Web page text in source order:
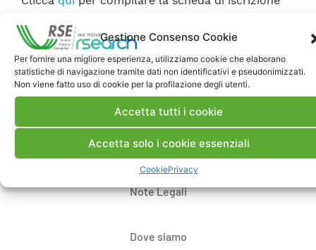
Gestione Consenso Cookie
Per fornire una migliore esperienza, utilizziamo cookie che elaborano
statistiche di navigazione tramite dati non identificativi e pseudonimizzati.
Non viene fatto uso di cookie per la profilazione degli utenti.
Accetta tutti i cookie
Accetta solo i cookie essenziali
CookiePrivacy
Contatti
Note Legali
Dove siamo